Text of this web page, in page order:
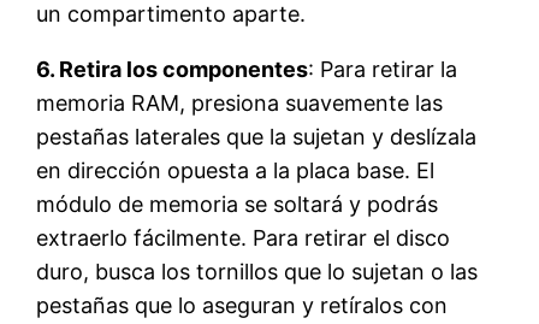
un compartimento aparte.
6. Retira los componentes: Para retirar la
memoria RAM, presiona suavemente las
pestañas laterales que la sujetan y deslízala
en dirección opuesta a la placa base. El
módulo de memoria se soltará y podrás
extraerlo fácilmente. Para retirar el disco
duro, busca los tornillos que lo sujetan o las
pestañas que lo aseguran y retíralos con